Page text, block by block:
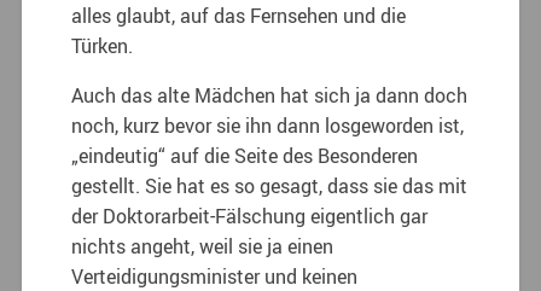
alles glaubt, auf das Fernsehen und die
Türken.
Auch das alte Mädchen hat sich ja dann doch
noch, kurz bevor sie ihn dann losgeworden ist,
„eindeutig“ auf die Seite des Besonderen
gestellt. Sie hat es so gesagt, dass sie das mit
der Doktorarbeit-Fälschung eigentlich gar
nichts angeht, weil sie ja einen
Verteidigungsminister und keinen